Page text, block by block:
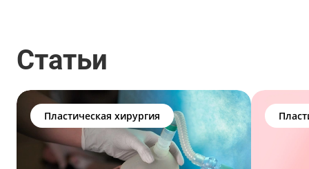
Статьи
Пластическая хирургия